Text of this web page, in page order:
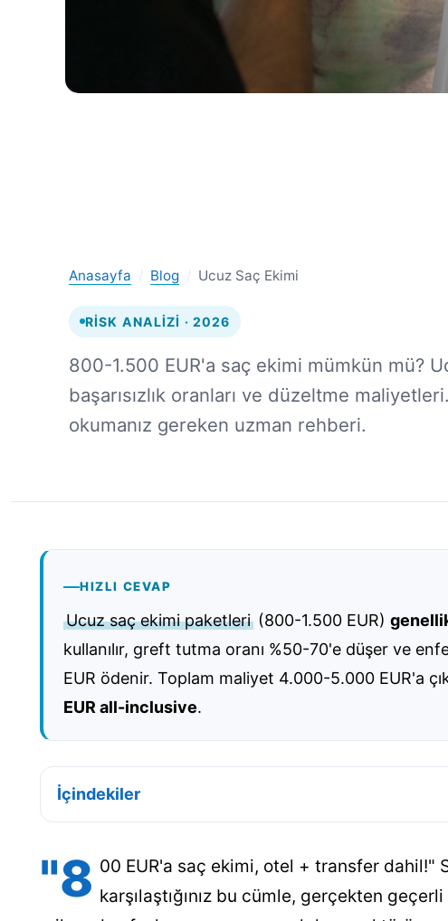
Anasayfa / Blog / Ucuz Saç Ekimi
RISK ANALIZI · 2026
800-1.500 EUR'a saç ekimi mümkün mü?
başarısızlık oranları ve düzeltme
okumanız gereken uzman rehberi.
HIZLI CEVAP
Ucuz saç ekimi paketleri (800-1.500 EUR)
kullanılır, greft tutma oranı %50-70'e düşer ve
EUR ödenir. Toplam maliyet 4.000-5.000 EUR'a
EUR all-inclusive.
İçindekiler
"8 00 EUR'a saç ekimi, otel + transfer dahil!"
karşılaştığınız bu cümle, gerçekten